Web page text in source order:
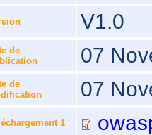
V1.0
de
07
de
07
1